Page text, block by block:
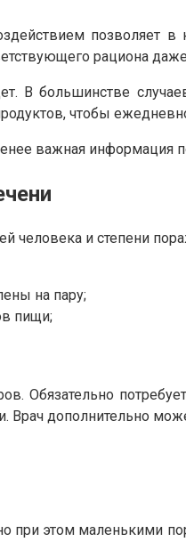
позволяет в
рациона
В большинстве
чтобы
важная информация
человека и степени
на пару;
пищи;
Обязательно
дополнительно
при этом маленькими